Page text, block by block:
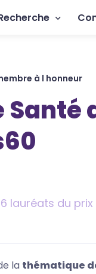
à l honneur
lauréats du
la thématique